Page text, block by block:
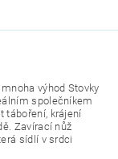
výhod Stovky
společníkem
táboření, krájení
Zavírací nůž
sídlí v srdci